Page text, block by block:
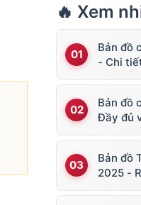
🔥 Xem
Bản đồ
- Chi
Bản đồ
Đầy đủ
Bản đồ
2025 -